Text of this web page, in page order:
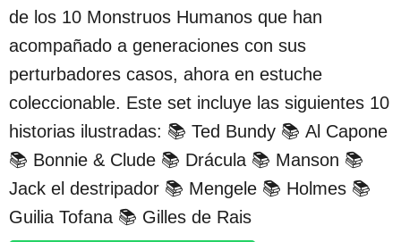
de los 10 Monstruos Humanos que han
acompañado a generaciones con sus
perturbadores casos, ahora en estuche
coleccionable. Este set incluye las siguientes 10
historias ilustradas: 📚 Ted Bundy 📚 Al Capone
📚 Bonnie & Clude 📚 Drácula 📚 Manson 📚
Jack el destripador 📚 Mengele 📚 Holmes 📚
Guilia Tofana 📚 Gilles de Rais